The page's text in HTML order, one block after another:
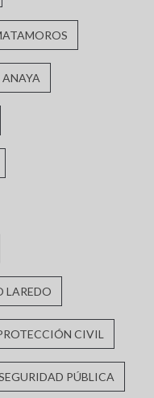
LAREDO
CIVIL
PÚBLICA